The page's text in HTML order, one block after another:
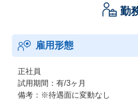
勤
雇用形態
正社員
試用期間：有/3ヶ月
備考：※待遇面に変動なし